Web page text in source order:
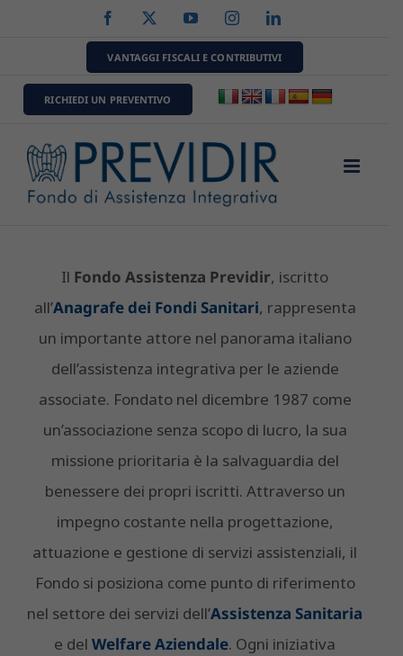
Facebook
X YouTubeInstagramLinkedIn
VANTAGGI FISCALI E CONTRIBUTIVI
RICHIEDI UN PREVENTIVO
Il Fondo Assistenza Previdir, iscritto
all’Anagrafe dei Fondi Sanitari, rappresenta
un importante attore nel panorama italiano
dell’assistenza integrativa per le aziende
associate. Fondato nel dicembre 1987 come
un’associazione senza scopo di lucro, la sua
missione prioritaria è la salvaguardia del
benessere dei propri iscritti. Attraverso un
impegno costante nella progettazione,
attuazione e gestione di servizi assistenziali, il
Fondo si posiziona come punto di riferimento
nel settore dei servizi dell’Assistenza Sanitaria
e del Welfare Aziendale. Ogni iniziativa